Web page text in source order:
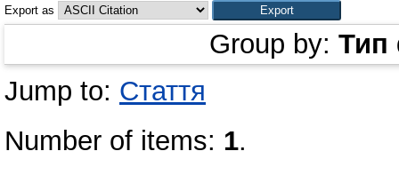
Export as
Group by: Тип
Jump to: Стаття
Number of items: 1.